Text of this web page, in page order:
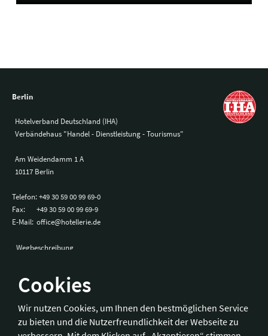
Cookies
Wir nutzen Cookies, um Ihnen den bestmöglichen Service
zu bieten und die Nutzerfreundlichkeit der Webseite zu
Berlin
Hotelverband Deutschland (IHA)
Verbändehaus "Handel - Dienstleistung - Tourismus"
Am Weidendamm 1 A
10117 Berlin
Telefon:+49 30 59 00 99 69-0
Fax:
+49 30 59 00 99 69-9
E-Mail: office@hotellerie.de
Wegbeschreibung
Hotelverband Deutschland (IHA) / IHA-Service GmbH